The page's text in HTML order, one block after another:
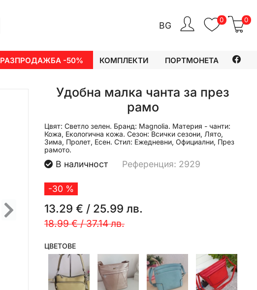
BG
0 0
РАЗПРОДАЖБА -50% КОМПЛЕКТИ ПОРТМОНЕТА
Удобна малка чанта за през
рамо
Цвят: Светло зелен. Бранд: Magnolia. Материя - чанти:
Кожа, Екологична кожа. Сезон: Всички сезони, Лято,
Зима, Пролет, Есен. Стил: Ежедневни, Официални, През
рамото.
В наличност Референция: 2929
-30 %
13.29 € / 25.99 лв.
18.99 €/37.14 лв.
ЦВЕТОВЕ